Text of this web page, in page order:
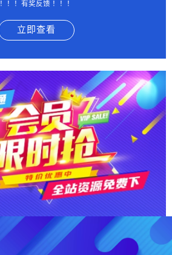
！！！有奖反馈 ！！！
立即查看